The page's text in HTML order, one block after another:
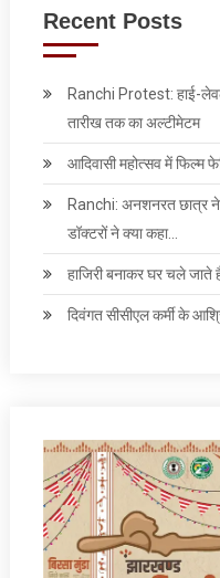
Recent Posts
Ranchi Protest: हाई-
तारीख तक का अल्टीमेटम
आदिवासी महोत्सव में फिल्म
Ranchi: अनशनरत छात्र
डॉक्टरों ने क्या कहा…
हाजिरी बनाकर घर चले जाते
दिवंगत सीसीएल कर्मी के